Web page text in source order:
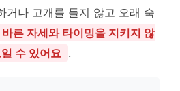
거나 고개를 들지 않고 오래 숙
바른 자세와 타이밍을 지키지 않
수 있어요 .